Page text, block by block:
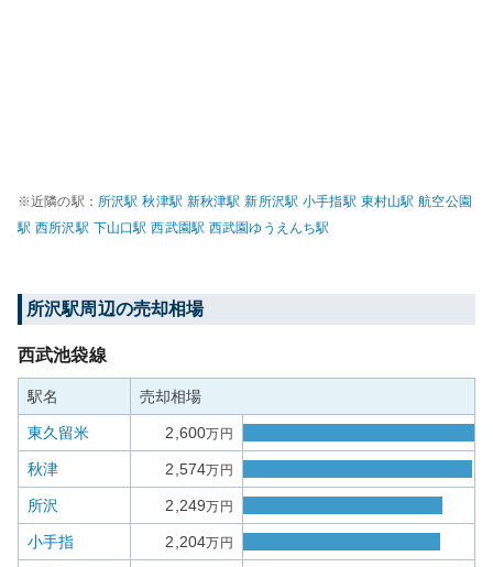
※近隣の駅： 所沢駅 秋津駅 新秋津駅 新所沢駅 小手指駅 東村山駅 航空公園
駅 西所沢駅 下山口駅 西武園駅 西武園ゆうえんち駅
所沢駅周辺の売却相場
西武池袋線
駅名 売却相場
東久留米 2,600万円
秋津 2,574万円
所沢 2,249万円
小手指 2,204万円